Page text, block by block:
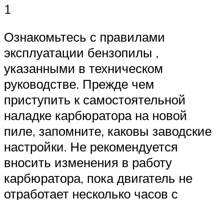
1
Ознакомьтесь с правилами
эксплуатации бензопилы ,
указанными в техническом
руководстве. Прежде чем
приступить к самостоятельной
наладке карбюратора на новой
пиле, запомните, каковы заводские
настройки. Не рекомендуется
вносить изменения в работу
карбюратора, пока двигатель не
отработает несколько часов с